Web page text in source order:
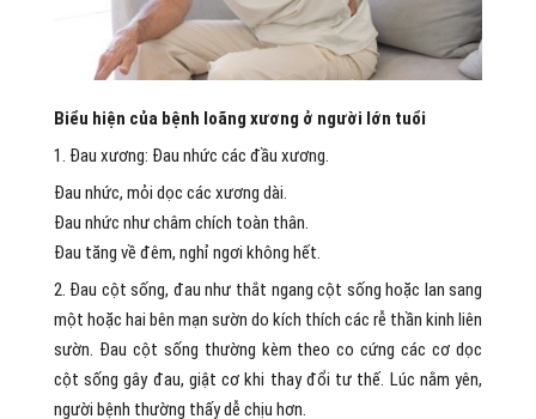
Biểu hiện của bệnh loãng xương ở người lớn tuổi
1. Đau xương: Đau nhức các đầu xương.
Đau nhức, mỏi dọc các xương dài.
Đau nhức như châm chích toàn thân.
Đau tăng về đêm, nghỉ ngơi không hết.
2. Đau cột sống, đau như thắt ngang cột sống hoặc lan sang
một hoặc hai bên mạn sườn do kích thích các rễ thần kinh liên
sườn. Đau cột sống thường kèm theo co cứng các cơ dọc
cột sống gây đau, giật cơ khi thay đổi tư thế. Lúc nằm yên,
người bệnh thường thấy dễ chịu hơn.